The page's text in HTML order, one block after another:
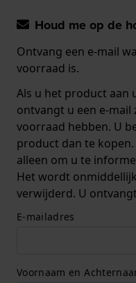
Houd me op de
Ontvang een e-mail
voorraad is.
Als u het product aan
ontvangt u een e-
voorraad hebben. U
product dan te
alleen om u te
Het wordt
verwijderd. U
E-mailadres
Voornaam en